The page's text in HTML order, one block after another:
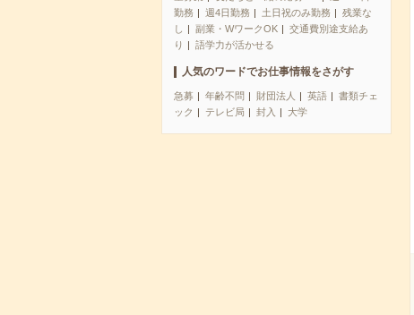
勤務
週4日勤務 土日祝のみ勤務
残業な
し
副業・WワークOK
交通費別途支給あ
り
語学力が活かせる
人気のワードでお仕事情報をさがす
急募 年齢不問 財団法人 英語
書類チェ
ック
テレビ局 封入 大学